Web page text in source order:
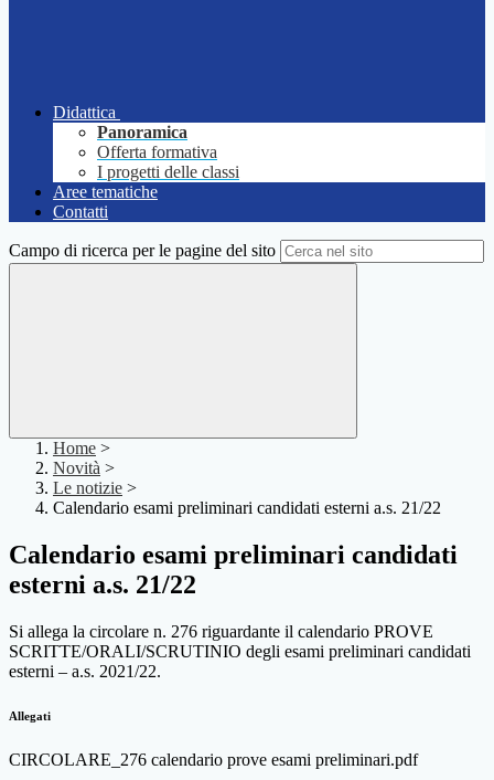
Didattica
Panoramica
Offerta formativa
I progetti delle classi
Aree tematiche
Contatti
Campo di ricerca per le pagine del sito
Home >
Novità >
Le notizie >
Calendario esami preliminari candidati esterni a.s. 21/22
Calendario esami preliminari candidati
esterni a.s. 21/22
Si allega la circolare n. 276 riguardante il calendario PROVE
SCRITTE/ORALI/SCRUTINIO degli esami preliminari candidati
esterni – a.s. 2021/22.
Allegati
CIRCOLARE_276 calendario prove esami preliminari.pdf